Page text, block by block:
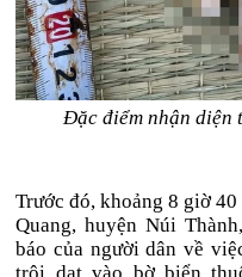
Đặc điểm nhận diện
Trước đó, khoảng 8 giờ
Quang, huyện Núi
báo của người dân về